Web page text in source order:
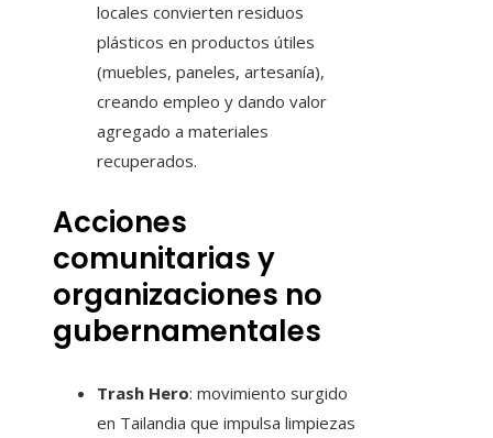
locales convierten residuos
plásticos en productos útiles
(muebles, paneles, artesanía),
creando empleo y dando valor
agregado a materiales
recuperados.
Acciones
comunitarias y
organizaciones no
gubernamentales
Trash Hero: movimiento surgido
en Tailandia que impulsa limpiezas